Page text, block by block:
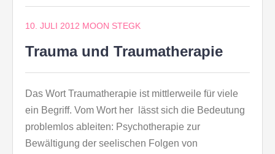
10. JULI 2012 MOON STEGK
Trauma und Traumatherapie
Das Wort Traumatherapie ist mittlerweile für viele
ein Begriff. Vom Wort her lässt sich die Bedeutung
problemlos ableiten: Psychotherapie zur
Bewältigung der seelischen Folgen von